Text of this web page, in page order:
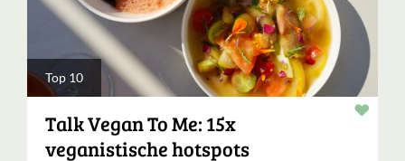
Top 10
Talk Vegan To Me: 15x
veganistische hotspots